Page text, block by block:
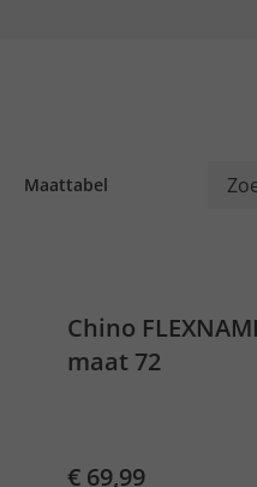
Maattabel
Chino
maat 72
€ 69,99